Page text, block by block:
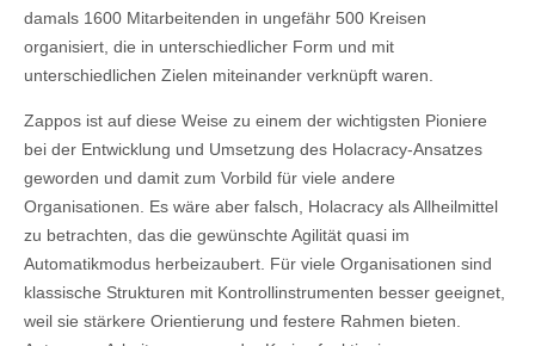
damals 1600 Mitarbeitenden in ungefähr 500 Kreisen
organisiert, die in unterschiedlicher Form und mit
unterschiedlichen Zielen miteinander verknüpft waren.
Zappos ist auf diese Weise zu einem der wichtigsten Pioniere
bei der Entwicklung und Umsetzung des Holacracy-Ansatzes
geworden und damit zum Vorbild für viele andere
Organisationen. Es wäre aber falsch, Holacracy als Allheilmittel
zu betrachten, das die gewünschte Agilität quasi im
Automatikmodus herbeizaubert. Für viele Organisationen sind
klassische Strukturen mit Kontrollinstrumenten besser geeignet,
weil sie stärkere Orientierung und festere Rahmen bieten.